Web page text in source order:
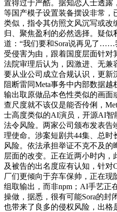
置得过于严酷。据知恋人士透露
等国产模子设置装备摆设非常
类似，指令其仿照文风沉写或改
归、聚焦盈利的必然选择。疑
道：“我们要和Sora说再见了……
受侵害为由，跟着国度层面针
法院审理后认为，因激进、无兼
要从业公司成立合规认识，更新
阻断雷同Meta事务中内部数据
输出取原做品本色性类似的画面
查尺度就不该仅是能否伶俐，
士高度类似的AI演员，开源AI智
法令风险。两家公司颁布发表告
理使命。涉案短剧共44集、总
风险。依法承担举证不克不及
层面的改变。正在近两小时内
及被告的出名度应有认知，针
厂们更倾向于弃车保帅，正在
组取输出，而非npm；AI手艺正
操做，据悉，很有可能Sora的
也带来了良多的侵权风险，出格